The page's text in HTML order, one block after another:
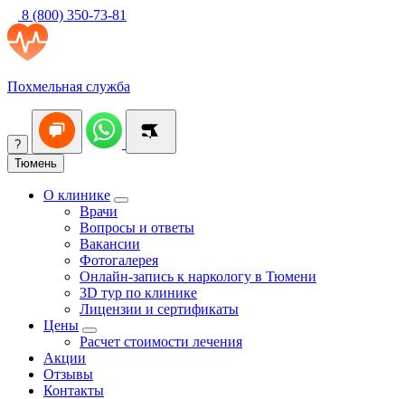
8 (800) 350-73-81
Похмельная служба
?
Тюмень
О клинике
Врачи
Вопросы и ответы
Вакансии
Фотогалерея
Онлайн-запись к наркологу в Тюмени
3D тур по клинике
Лицензии и сертификаты
Цены
Расчет стоимости лечения
Акции
Отзывы
Контакты